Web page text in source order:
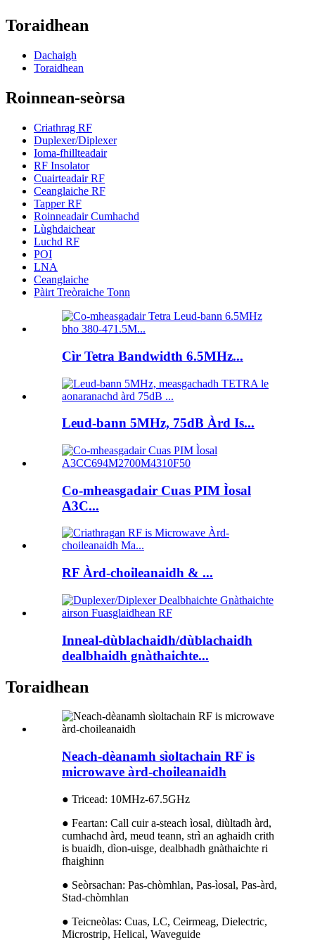
Toraidhean
Dachaigh
Toraidhean
Roinnean-seòrsa
Criathrag RF
Duplexer/Diplexer
Ioma-fhillteadair
RF Insolator
Cuairteadair RF
Ceanglaiche RF
Tapper RF
Roinneadair Cumhachd
Lùghdaichear
Luchd RF
POI
LNA
Ceanglaiche
Pàirt Treòraiche Tonn
Cìr Tetra Bandwidth 6.5MHz...
Leud-bann 5MHz, 75dB Àrd Is...
Co-mheasgadair Cuas PIM Ìosal
A3C...
RF Àrd-choileanaidh & ...
Inneal-dùblachaidh/dùblachaidh
dealbhaidh gnàthaichte...
Toraidhean
Neach-dèanamh sìoltachain RF is
microwave àrd-choileanaidh
● Tricead: 10MHz-67.5GHz
● Feartan: Call cuir a-steach ìosal, diùltadh àrd,
cumhachd àrd, meud teann, strì an aghaidh crith
is buaidh, dìon-uisge, dealbhadh gnàthaichte ri
fhaighinn
● Seòrsachan: Pas-chòmhlan, Pas-ìosal, Pas-àrd,
Stad-chòmhlan
● Teicneòlas: Cuas, LC, Ceirmeag, Dielectric,
Microstrip, Helical, Waveguide